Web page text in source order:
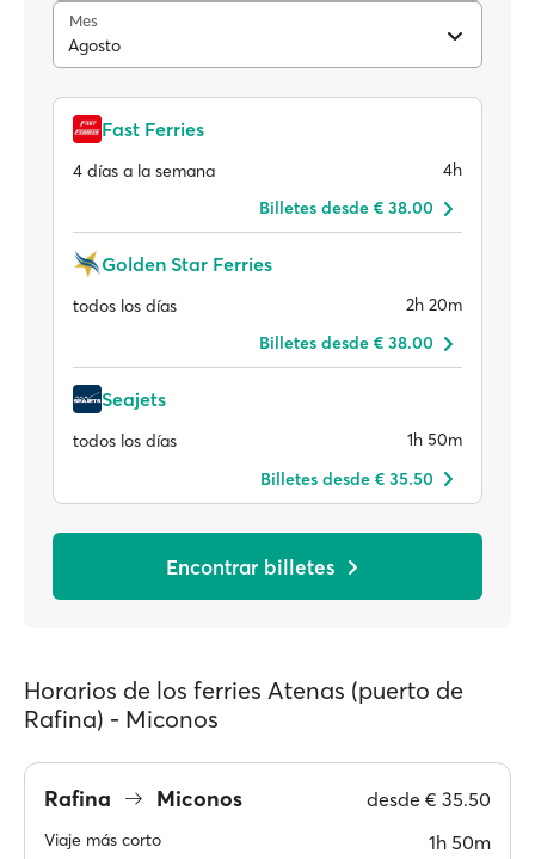
Mes
Agosto
Fast Ferries
4 días a la semana
4h
Billetes desde € 38.00
Golden Star Ferries
todos los días
2h 20m
Billetes desde € 38.00
Seajets
todos los días
1h 50m
Billetes desde € 35.50
Encontrar billetes
Horarios de los ferries Atenas (puerto de
Rafina) - Miconos
Rafina Miconos desde € 35.50
Viaje más corto 1h 50m